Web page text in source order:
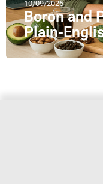
10/09/2025
Boron and
Plain-